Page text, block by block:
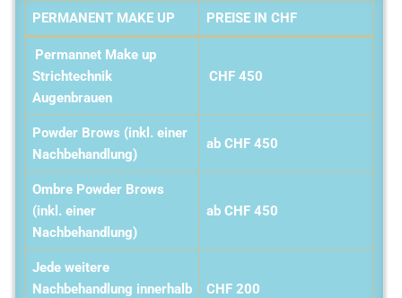
PERMANENT MAKE UP PREISE IN CHF
Permannet Make up
Strichtechnik
Augenbrauen
CHF 450
Powder Brows (inkl. einer
Nachbehandlung)
ab CHF 450
Ombre Powder Brows
(inkl. einer
Nachbehandlung)
ab CHF 450
Jede weitere
Nachbehandlung innerhalb
CHF 200